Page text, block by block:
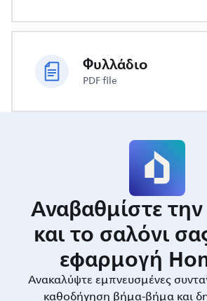
Φυλλάδιο
PDF file
Αναβαθμίστε την
και το σαλόνι
εφαρμογή
Ανακαλύψτε εμπνευσμένες
καθοδήγηση βήμα-βήμα και